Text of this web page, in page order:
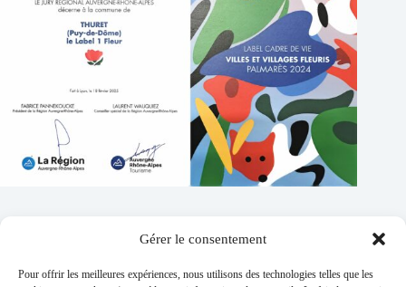
Gérer le consentement
Pour offrir les meilleures expériences, nous utilisons des technologies telles que les
Addresse :